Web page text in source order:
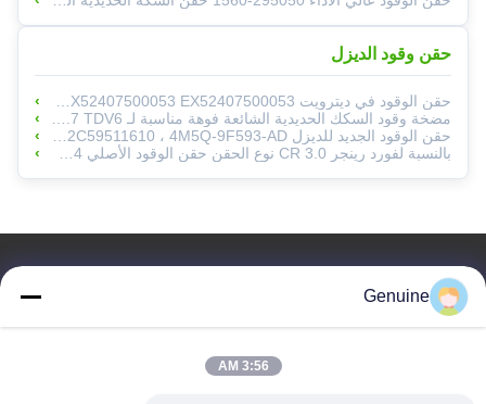
حقن وقود الديزل
حقن الوقود في ديترويت R23526589 R X52407500053 RX52407500053 EX52407500053
مضخة وقود السكك الحديدية الشائعة فوهة مناسبة لـ Land Rover Range Rover Sport For Discovery 3 2.7 TDV6 الديزل A2C59511364
حقن الوقود الجديد للديزل 5WS40086 ، 1355051 ، A2C59511610 ، 4M5Q-9F593-AD
بالنسبة لفورد رينجر 3.0 CR نوع الحقن حقن الوقود الأصلي SIE-MENS A2C59515264 حزمة VDO
حول بنا
Genuine
3:56 AM